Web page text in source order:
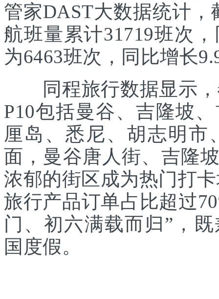
管家DAST大数据统计
航班量累计31719班次
为6463班次，同比增长
同程旅行数据显示，
P10包括曼谷、吉隆坡
厘岛、悉尼、胡志明市
面，曼谷唐人街、吉隆
浓郁的街区成为热门打
旅行产品订单占比超过
门、初六满载而归”，
国度假。